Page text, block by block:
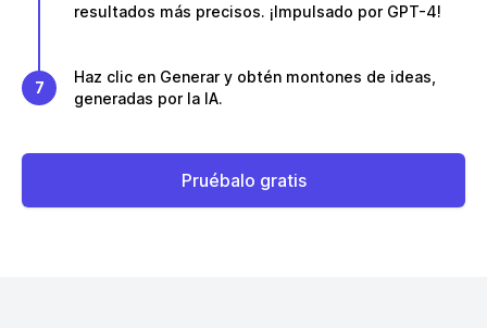
resultados más precisos. ¡Impulsado por GPT-4!
7
Haz clic en Generar y obtén montones de ideas,
generadas por la IA.
Pruébalo gratis